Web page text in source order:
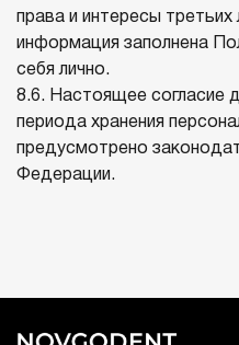
права и интересы
информация заполнена
себя лично.
8.6. Настоящее согласие
периода хранения
предусмотрено
Федерации.